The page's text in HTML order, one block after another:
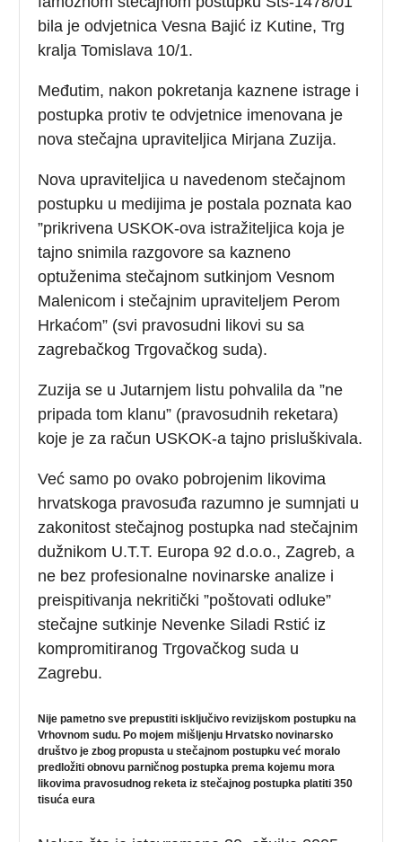
bila je odvjetnica Vesna Bajić iz Kutine, Trg
kralja Tomislava 10/1.
Međutim, nakon pokretanja kaznene istrage i
postupka protiv te odvjetnice imenovana je
nova stečajna upraviteljica Mirjana Zuzija.
Nova upraviteljica u navedenom stečajnom
postupku u medijima je postala poznata kao
”prikrivena USKOK-ova istražiteljica koja je
tajno snimila razgovore sa kazneno
optuženima stečajnom sutkinjom Vesnom
Malenicom i stečajnim upraviteljem Perom
Hrkaćom” (svi pravosudni likovi su sa
zagrebačkog Trgovačkog suda).
Zuzija se u Jutarnjem listu pohvalila da ”ne
pripada tom klanu” (pravosudnih reketara)
koje je za račun USKOK-a tajno prisluškivala.
Već samo po ovako pobrojenim likovima
hrvatskoga pravosuđa razumno je sumnjati u
zakonitost stečajnog postupka nad stečajnim
dužnikom U.T.T. Europa 92 d.o.o., Zagreb, a
ne bez profesionalne novinarske analize i
preispitivanja nekritički ”poštovati odluke”
stečajne sutkinje Nevenke Siladi Rstić iz
kompromitiranog Trgovačkog suda u
Zagrebu.
Nije pametno sve prepustiti isključivo revizijskom postupku na
Vrhovnom sudu.Po mojem mišljenju Hrvatsko novinarsko
društvo je zbog propusta u stečajnom postupku već moralo
predložiti obnovu parničnog postupka prema kojemu mora
likovima pravosudnog reketa iz stečajnog postupka platiti 350
tisuća eura